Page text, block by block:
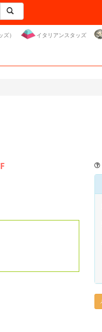
） イタリアンスタッズ